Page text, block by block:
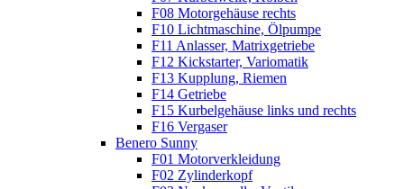
F08 Motorgehäuse rechts
F10 Lichtmaschine, Ölpumpe
F11 Anlasser, Matrixgetriebe
F12 Kickstarter, Variomatik
F13 Kupplung, Riemen
F14 Getriebe
F15 Kurbelgehäuse links und rechts
F16 Vergaser
Benero Sunny
F01 Motorverkleidung
F02 Zylinderkopf